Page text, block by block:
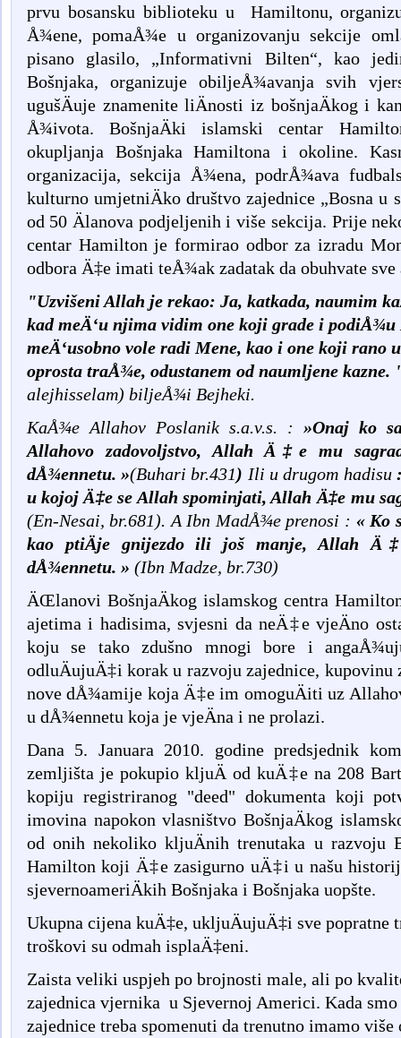
prvu bosansku biblioteku u Hamiltonu,
Å¾ene, pomaÅ¾e u organizovanju sekcije
pisano glasilo, „Informativni Bilten“, kao
Bošnjaka, organizuje obiljeÅ¾avanja svih
ugušÄuje znamenite liÄnosti iz bošnjaÄkog i
Å¾ivota. BošnjaÄki islamski centar
okupljanja Bošnjaka Hamiltona i okoline.
organizacija, sekcija Å¾ena, podrÅ¾ava
kulturno umjetniÄko društvo zajednice „Bosna u
od 50 Älanova podjeljenih i više sekcija. Prije
centar Hamilton je formirao odbor za izradu
odbora Ä‡e imati teÅ¾ak zadatak da obuhvate
"Uzvišeni Allah je rekao: Ja, katkada, naumim
kad meÄ‘u njima vidim one koji grade i podiÅ¾u
meÄ‘usobno vole radi Mene, kao i one koji rano
oprosta traÅ¾e, odustanem od naumljene
alejhisselam) biljeÅ¾i Bejheki.
KaÅ¾e Allahov Poslanik s.a.v.s. : »Onaj ko
Allahovo zadovoljstvo, Allah Ä‡e mu
dÅ¾ennetu. »(Buhari br.431) Ili u drugom hadisu:
u kojoj Ä‡e se Allah spominjati, Allah Ä‡e mu
(En-Nesai, br.681). A Ibn MadÅ¾e prenosi : « Ko
kao ptiÄje gnijezdo ili još manje, Allah
dÅ¾ennetu. » (Ibn Madze, br.730)
ÄŒlanovi BošnjaÄkog islamskog centra
ajetima i hadisima, svjesni da neÄ‡e vjeÄno
koju se tako zdušno mnogi bore i
odluÄujuÄ‡i korak u razvoju zajednice,
nove dÅ¾amije koja Ä‡e im omoguÄiti uz
u dÅ¾ennetu koja je vjeÄna i ne prolazi.
Dana 5. Januara 2010. godine predsjednik
zemljišta je pokupio kljuÄ od kuÄ‡e na 208
kopiju registriranog "deed" dokumenta koji
imovina napokon vlasništvo BošnjaÄkog
od onih nekoliko kljuÄnih trenutaka u razvoju
Hamilton koji Ä‡e zasigurno uÄ‡i u našu
sjevernoameriÄkih Bošnjaka i Bošnjaka uopšte.
Ukupna cijena kuÄ‡e, ukljuÄujuÄ‡i sve popratne
troškovi su odmah isplaÄ‡eni.
Zaista veliki uspjeh po brojnosti male, ali po
zajednica vjernika u Sjevernoj Americi. Kada smo
zajednice treba spomenuti da trenutno imamo više